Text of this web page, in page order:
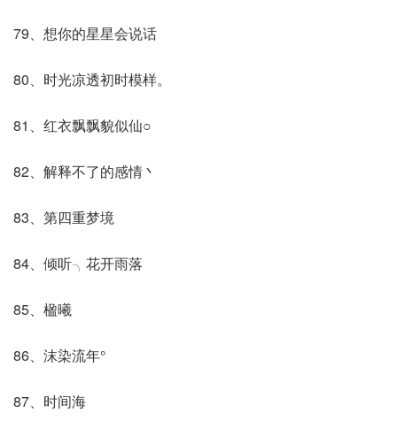
79、想你的星星会说话
80、时光凉透初时模样。
81、红衣飘飘貌似仙○
82、解释不了的感情丶
83、第四重梦境
84、倾听╮花开雨落
85、楹曦
86、沫染流年°
87、时间海